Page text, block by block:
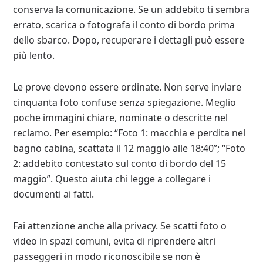
conserva la comunicazione. Se un addebito ti sembra
errato, scarica o fotografa il conto di bordo prima
dello sbarco. Dopo, recuperare i dettagli può essere
più lento.
Le prove devono essere ordinate. Non serve inviare
cinquanta foto confuse senza spiegazione. Meglio
poche immagini chiare, nominate o descritte nel
reclamo. Per esempio: “Foto 1: macchia e perdita nel
bagno cabina, scattata il 12 maggio alle 18:40”; “Foto
2: addebito contestato sul conto di bordo del 15
maggio”. Questo aiuta chi legge a collegare i
documenti ai fatti.
Fai attenzione anche alla privacy. Se scatti foto o
video in spazi comuni, evita di riprendere altri
passeggeri in modo riconoscibile se non è